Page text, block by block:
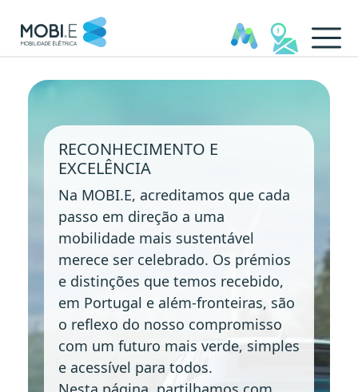
RECONHECIMENTO E
EXCELÊNCIA
Na MOBI.E, acreditamos que cada
passo em direção a uma
mobilidade mais sustentável
merece ser celebrado. Os prémios
e distinções que temos recebido,
em Portugal e além-fronteiras, são
o reflexo do nosso compromisso
com um futuro mais verde, simples
e acessível para todos.